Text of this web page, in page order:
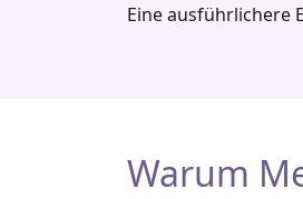
Eine ausführlichere
Warum